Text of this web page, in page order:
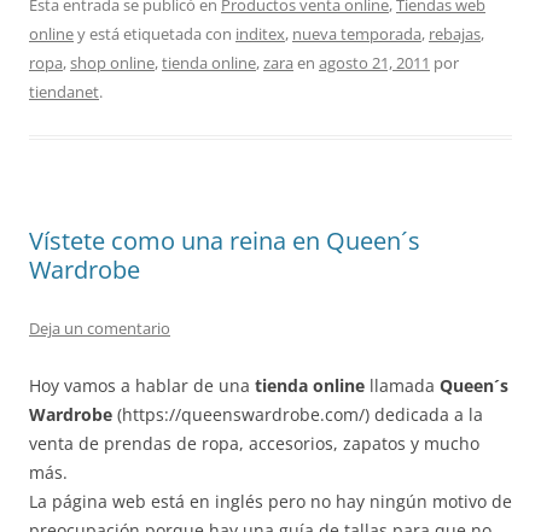
Esta entrada se publicó en Productos venta online,Tiendas web
onliney está etiquetada con inditex, nueva temporada, rebajas,
ropa,shop online,tienda online,zara en agosto 21, 2011 por
tiendanet.
Vístete como una reina en Queen´s
Wardrobe
Deja un comentario
Hoy vamos a hablar de una tienda online llamada Queen´s
Wardrobe (https://queenswardrobe.com/) dedicada a la
venta de prendas de ropa, accesorios, zapatos y mucho
más.
La página web está en inglés pero no hay ningún motivo de